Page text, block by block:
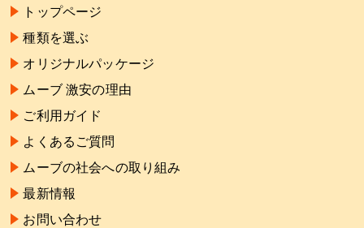
トップページ
種類を選ぶ
オリジナルパッケージ
ムーブ 激安の理由
ご利用ガイド
よくあるご質問
ムーブの社会への取り組み
最新情報
お問い合わせ